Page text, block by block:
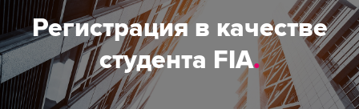
Работодатели
Провайдеры обучения
Члены ACCA
Регистрация в качестве
студента FIA.